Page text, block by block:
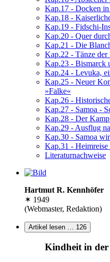
Kap.17 - Docken
Kap.18 -
Kap.19 - Fidschi-
Kap.20 - Quer
Kap.21 - Die
Kap.22 - Tänze der
Kap.23 - Bismarck
Kap.24 - Levuka,
Kap.25 - Neuer
»Falke«
Kap.26 -
Kap.27 - Samoa -
Kap.28 - Der
Kap.29 - Ausflug
Kap.30 - Samoa
Kap.31 - Heimreise
Literaturnachweise
Hartmut R. Kennhöfer
✶ 1949
(Webmaster, Redaktion)
Artikel lesen … 126
Kindheit in der